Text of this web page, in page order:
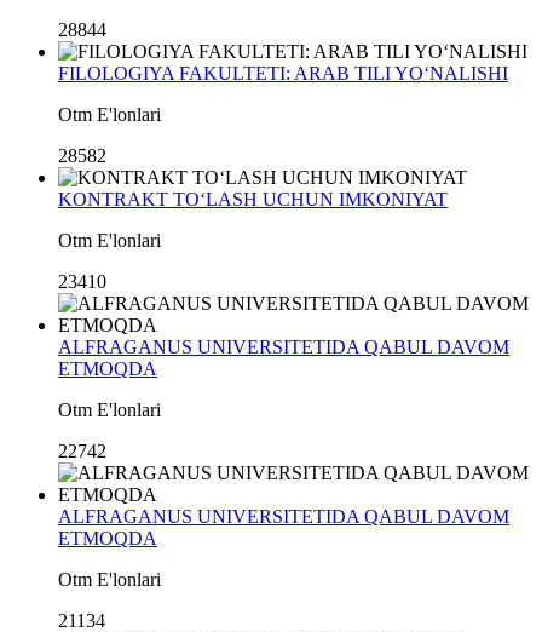
28844
FILOLOGIYA FAKULTETI: ARAB TILI YO‘NALISHI
Otm E'lonlari
28582
KONTRAKT TO‘LASH UCHUN IMKONIYAT
Otm E'lonlari
23410
ALFRAGANUS UNIVERSITETIDA QABUL DAVOM
ETMOQDA
Otm E'lonlari
22742
ALFRAGANUS UNIVERSITETIDA QABUL DAVOM
ETMOQDA
Otm E'lonlari
21134